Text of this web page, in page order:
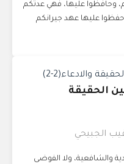
وحافظوا عليها، فهي عدتكم
عليها عهد جيرانكم
بين الحقيقة
الجبيحي
والشافعية، ولا الفوضى